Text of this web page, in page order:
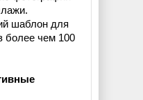
шаблон для
более чем 100